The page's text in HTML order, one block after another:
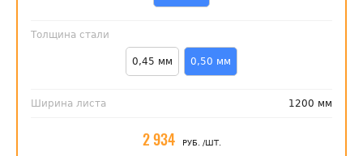
Толщина стали
0,45 мм 0,50 мм
Ширина листа 1200 мм
2 934 РУБ. /ШТ.